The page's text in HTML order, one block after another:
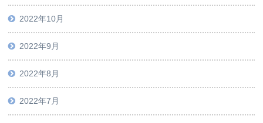
2022年10月
2022年9月
2022年8月
2022年7月